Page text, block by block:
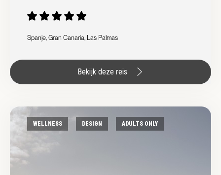
Spanje, Gran Canaria, Las Palmas
Bekijk deze reis
WELLNESS DESIGN ADULTS ONLY